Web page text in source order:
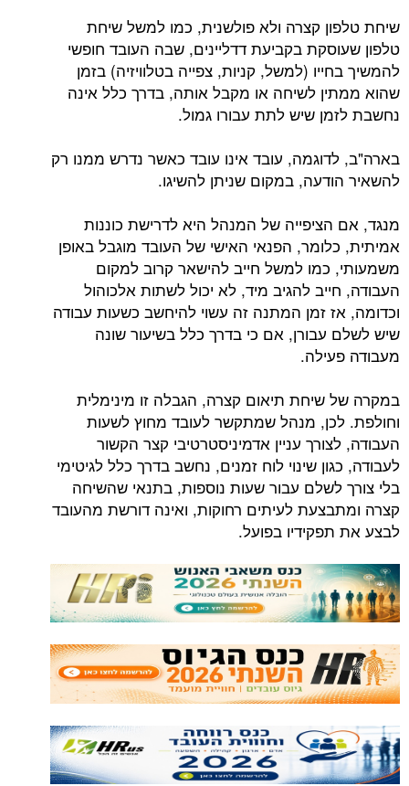
שיחת טלפון קצרה ולא פולשנית, כמו למשל שיחת
טלפון שעוסקת בקביעת דדליינים, שבה העובד חופשי
להמשיך בחייו (למשל, קניות, צפייה בטלוויזיה) בזמן
שהוא ממתין לשיחה או מקבל אותה, בדרך כלל אינה
נחשבת לזמן שיש לתת עבורו גמול.
בארה"ב, לדוגמה, עובד אינו עובד כאשר נדרש ממנו רק
להשאיר הודעה, במקום שניתן להשיגו.
מנגד, אם הציפייה של המנהל היא לדרישת כוננות
אמיתית, כלומר, הפנאי האישי של העובד מוגבל באופן
משמעותי, כמו למשל חייב להישאר קרוב למקום
העבודה, חייב להגיב מיד, לא יכול לשתות אלכוהול
וכדומה, אז זמן המתנה זה עשוי להיחשב כשעות עבודה
שיש לשלם עבורן, אם כי בדרך כלל בשיעור שונה
מעבודה פעילה.
במקרה של שיחת תיאום קצרה, הגבלה זו מינימלית
וחולפת. לכן, מנהל שמתקשר לעובד מחוץ לשעות
העבודה, לצורך עניין אדמיניסטרטיבי קצר הקשור
לעבודה, כגון שינוי לוח זמנים, נחשב בדרך כלל לגיטימי
בלי צורך לשלם עבור שעות נוספות, בתנאי שהשיחה
קצרה ומתבצעת לעיתים רחוקות, ואינה דורשת מהעובד
לבצע את תפקידיו בפועל.